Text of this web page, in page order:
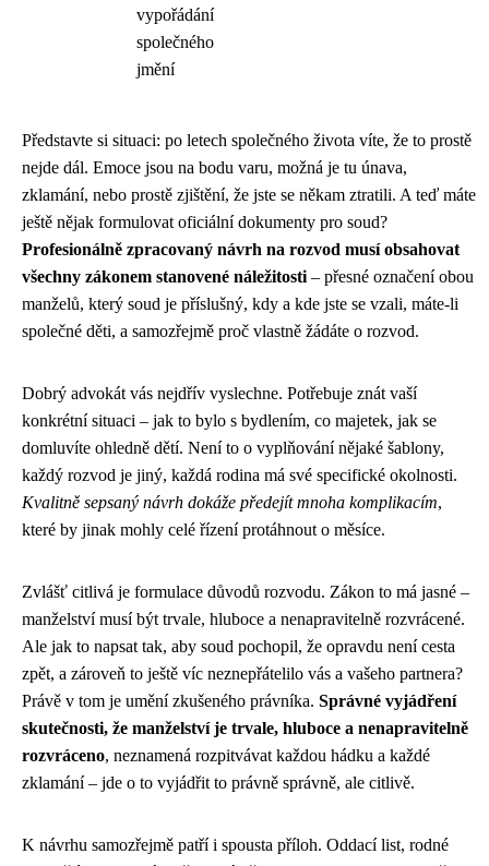
vypořádání
společného
jmění
Představte si situaci: po letech společného života víte, že to prostě
nejde dál. Emoce jsou na bodu varu, možná je tu únava,
zklamání, nebo prostě zjištění, že jste se někam ztratili. A teď máte
ještě nějak formulovat oficiální dokumenty pro soud?
Profesionálně zpracovaný návrh na rozvod musí obsahovat
všechny zákonem stanovené náležitosti – přesné označení obou
manželů, který soud je příslušný, kdy a kde jste se vzali, máte-li
společné děti, a samozřejmě proč vlastně žádáte o rozvod.
Dobrý advokát vás nejdřív vyslechne. Potřebuje znát vaší
konkrétní situaci – jak to bylo s bydlením, co majetek, jak se
domluvíte ohledně dětí. Není to o vyplňování nějaké šablony,
každý rozvod je jiný, každá rodina má své specifické okolnosti.
Kvalitně sepsaný návrh dokáže předejít mnoha komplikacím,
které by jinak mohly celé řízení protáhnout o měsíce.
Zvlášť citlivá je formulace důvodů rozvodu. Zákon to má jasné –
manželství musí být trvale, hluboce a nenapravitelně rozvrácené.
Ale jak to napsat tak, aby soud pochopil, že opravdu není cesta
zpět, a zároveň to ještě víc neznepřátelilo vás a vašeho partnera?
Právě v tom je umění zkušeného právníka. Správné vyjádření
skutečnosti, že manželství je trvale, hluboce a nenapravitelně
rozvráceno, neznamená rozpitvávat každou hádku a každé
zklamání – jde o to vyjádřit to právně správně, ale citlivě.
K návrhu samozřejmě patří i spousta příloh. Oddací list, rodné